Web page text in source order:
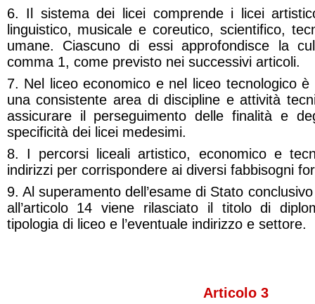
6. Il sistema dei licei comprende i licei
linguistico, musicale e coreutico, scientifico,
umane. Ciascuno di essi approfondisce la
comma 1, come previsto nei successivi articoli.
7. Nel liceo economico e nel liceo tecnologico
una consistente area di discipline e attività
assicurare il perseguimento delle finalità e
specificità dei licei medesimi.
8. I percorsi liceali artistico, economico e
indirizzi per corrispondere ai diversi fabbisogni
9. Al superamento dell’esame di Stato
all’articolo 14 viene rilasciato il titolo di
tipologia di liceo e l’eventuale indirizzo e settore.
Articolo 3